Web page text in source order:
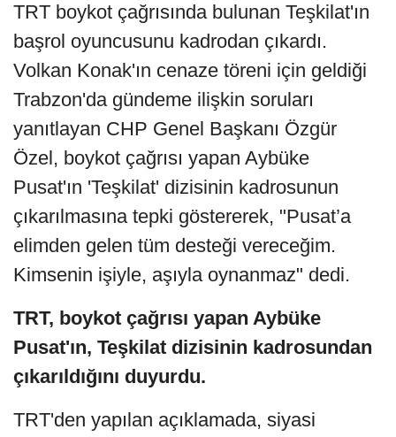
TRT boykot çağrısında bulunan Teşkilat'ın
başrol oyuncusunu kadrodan çıkardı.
Volkan Konak'ın cenaze töreni için geldiği
Trabzon'da gündeme ilişkin soruları
yanıtlayan CHP Genel Başkanı Özgür
Özel, boykot çağrısı yapan Aybüke
Pusat'ın 'Teşkilat' dizisinin kadrosunun
çıkarılmasına tepki göstererek, "Pusat’a
elimden gelen tüm desteği vereceğim.
Kimsenin işiyle, aşıyla oynanmaz" dedi.
TRT, boykot çağrısı yapan Aybüke
Pusat'ın, Teşkilat dizisinin kadrosundan
çıkarıldığını duyurdu.
TRT'den yapılan açıklamada, siyasi